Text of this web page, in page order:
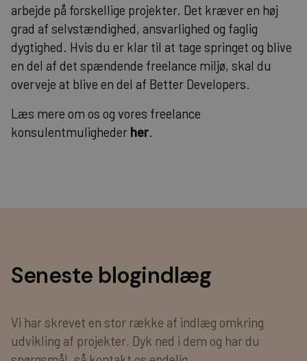
arbejde på forskellige projekter. Det kræver en høj
grad af selvstændighed, ansvarlighed og faglig
dygtighed. Hvis du er klar til at tage springet og blive
en del af det spændende freelance miljø, skal du
overveje at blive en del af Better Developers.
Læs mere om os og vores freelance
konsulentmuligheder her.
Seneste blogindlæg
Vi har skrevet en stor række af indlæg omkring
udvikling af projekter. Dyk ned i dem og har du